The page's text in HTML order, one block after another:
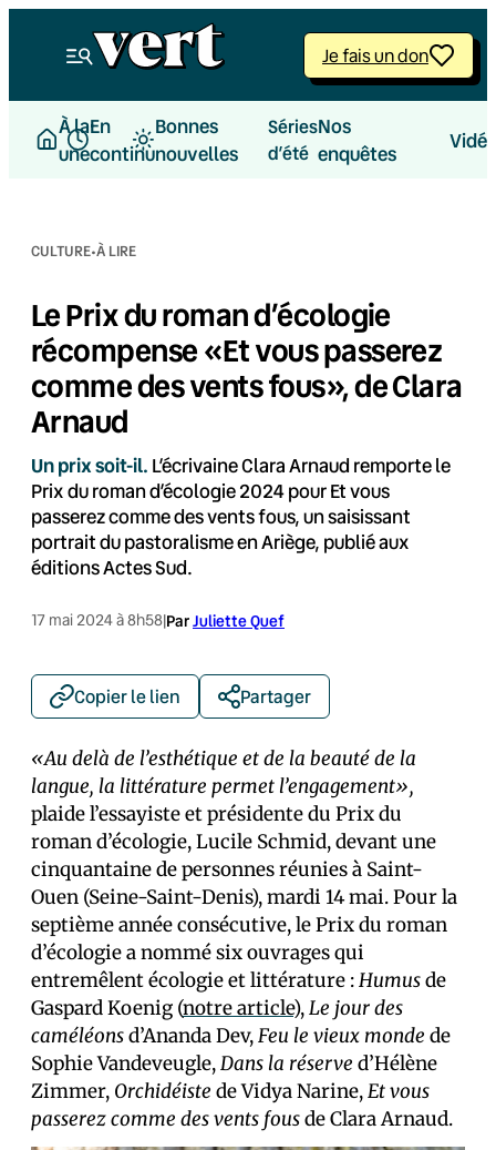
Je fais un don
À la
une
En
continu
Bonnes
nouvelles
Séries
d’été
Nos
enquêtes
CULTURE·À LIRE
Le Prix du roman d’écologie
récompense «Et vous passerez
comme des vents fous», de Clara
Arnaud
Un prix soit-il. L’écrivaine Clara Arnaud remporte le
Prix du roman d’écologie 2024 pour Et vous
passerez comme des vents fous, un saisissant
portrait du pastoralisme en Ariège, publié aux
éditions Actes Sud.
17 mai 2024 à 8h58|ParJuliette Quef
Copier le lien Partager
«Au delà de l’esthétique et de la beauté de la
langue, la littérature permet l’engagement»,
plaide l’essayiste et présidente du Prix du
roman d’écologie, Lucile Schmid, devant une
cinquantaine de personnes réunies à Saint-
Ouen (Seine-Saint-Denis), mardi 14 mai. Pour la
septième année consécutive, le Prix du roman
d’écologie a nommé six ouvrages qui
entremêlent écologie et littérature :Humusde
Gaspard Koenig (notre article),Le jour des
caméléonsd’Ananda Dev,Feu le vieux monde de
Sophie Vandeveugle,Dans la réserve d’Hélène
Zimmer, Orchidéiste de Vidya Narine,Et vous
passerez comme des vents fousde Clara Arnaud.